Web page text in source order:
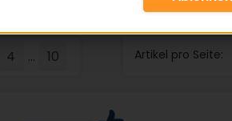
4 ... 10 Artikel pro Seite: